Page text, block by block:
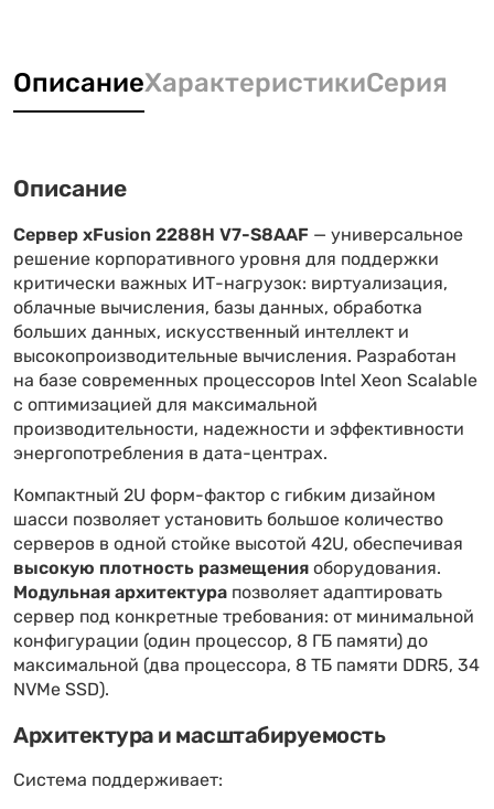
ОписаниеХарактеристикиСерия
Описание
Сервер xFusion 2288H V7-S8AAF — универсальное
решение корпоративного уровня для поддержки
критически важных ИТ-нагрузок: виртуализация,
облачные вычисления, базы данных, обработка
больших данных, искусственный интеллект и
высокопроизводительные вычисления. Разработан
на базе современных процессоров Intel Xeon Scalable
с оптимизацией для максимальной
производительности, надежности и эффективности
энергопотребления в дата-центрах.
Компактный 2U форм-фактор с гибким дизайном
шасси позволяет установить большое количество
серверов в одной стойке высотой 42U, обеспечивая
высокую плотность размещенияоборудования.
Модульная архитектура позволяет адаптировать
сервер под конкретные требования: от минимальной
конфигурации (один процессор, 8 ГБ памяти) до
максимальной (два процессора, 8 ТБ памяти DDR5, 34
NVMe SSD).
Архитектура и масштабируемость
Система поддерживает: